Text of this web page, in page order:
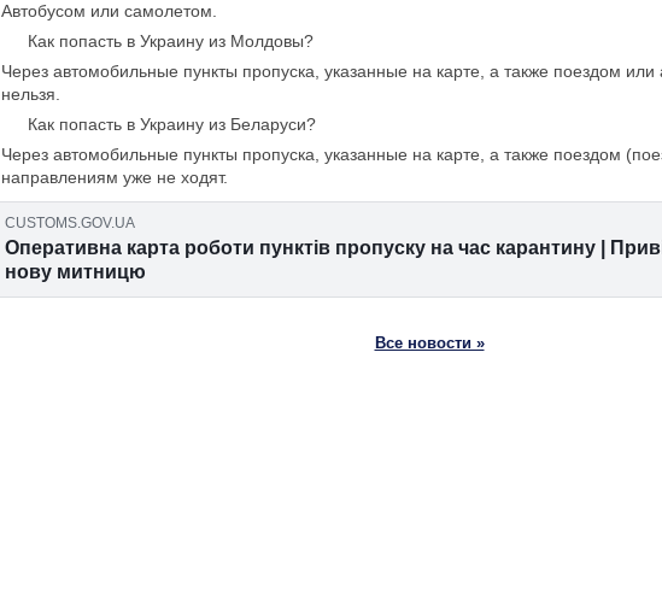
Автобусом или самолетом.
Как попасть в Украину из Молдовы?
Через автомобильные пункты пропуска, указанные на карте, а также поездом
нельзя.
Как попасть в Украину из Беларуси?
Через автомобильные пункты пропуска, указанные на карте, а также поездом
направлениям уже не ходят.
CUSTOMS.GOV.UA
Оперативна карта роботи пунктів пропуску на час карантину |
нову митницю
Все новости »